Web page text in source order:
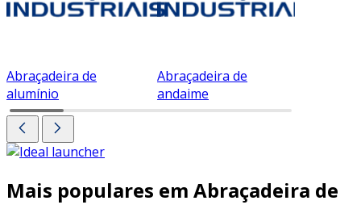
Abraçadeira de
alumínio
Abraçadeira de
andaime
Mais populares em Abraçadeira de